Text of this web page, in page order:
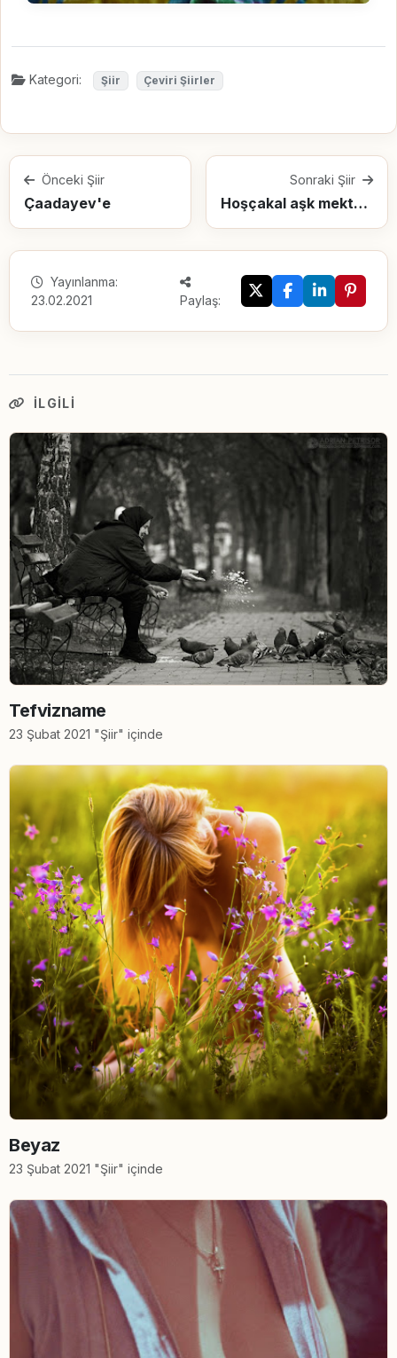
Kategori: Şiir Çeviri Şiirler
Önceki Şiir
Çaadayev'e
Sonraki Şiir
Hoşçakal aşk mektubu, hoşçakal
Yayınlanma:
23.02.2021
Paylaş:
İLGILI
Tefvizname
23 Şubat 2021 "Şiir" içinde
Beyaz
23 Şubat 2021 "Şiir" içinde